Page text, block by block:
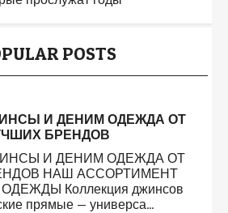
POSTS
И ДЕНИМ ОДЕЖДА ОТ
БРЕНДОВ
И ДЕНИМ ОДЕЖДА ОТ
НАШ АССОРТИМЕНТ
Коллекция джинсов
прямые — универса...